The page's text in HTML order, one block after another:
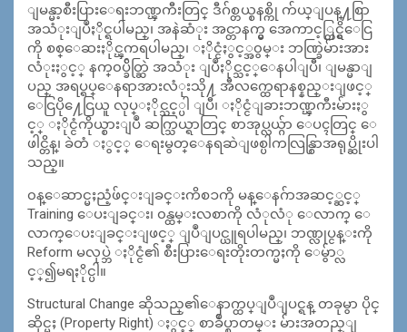
ျမန္မာ့စီးပြားေရးဘဏ္ၾကီးတြင္ ဒီဂ်စ္တယ္စနစ္ကို က်ယ္ျပန္႔စြာ
အသံုးျပဳႏိုင္ရပါမည္၊ အနဲဆံုး အင္တာနက္မွ အေကာင့္တြင္ရွိေငြ
ကို စစ္ေဆးႏိုင္ၾကရပါမည္၊ ႏိုင္ငံႏွင့္အ၀ွမ္း ဘဏ္ခြဲမ်ားအား
လံုးႏွင့္ နက္၀ပ္ခ်ိတ္ဆြဲ အသံုး ျပဳႏိုင္သင့္ေနပါျပီ၊ ျမန္မာျ
ပည္ အရပ္ရပ္ေနရာအားလံုးသို႔ အီလက္ထေရာနစ္နည္းျဖင့္
ေငြပို႔ေငြယူ လုပ္ႏိုင္သင့္ပါ ျပီ၊ ႏိုင္ငံျခားဘဏ္ၾကီးမ်ားႏွ
င့္ ႏိုင္ငံကိုယ္စားျပဳ ဆက္သြယ္ရာတြင္ စာအုပ္လယ္ဂ်ာ ေပၚတြင္ ေ
ဖါင္တိန္၊ ခဲတံ ႏွင့္ ေရးမွတ္ေနရဆဲျဖစ္ပါကလြန္စြာအရုပ္ဆိုးပါ
သည္။
၀န္ေဆာင္မႈညံ့ဖ်င္းျခင္းကိစၥကို မန္ေနဂ်ာအဆင့္ဆင့္
Training ေပးျခင္း၊ ၀န္ထမ္းလစာကို လံုလံု ေလာက္ ေ
လာက္ေပးျခင္းျဖင့္ ျပဳျပင္ယူရပါမည္၊ ဘဏ္လုပ္ငန္းကို
Reform မလုပ္ဘဲ ႏိုင္ငံ၏ စီးပြားေရးတိုးတက္မႈကို ေမွ်ာ္လ
င့္၍မရႏိုင္ပါ။
Structural Change ဆိုသည္၏ေနာက္ထပ္ျပဳျပင္ရန္ တခုမွာ ပိုင္
ဆိုင္မႈ (Property Right) ႏွင့္ စာခ်ဳပ္စာတမ္း မ်ားအတည္ျ